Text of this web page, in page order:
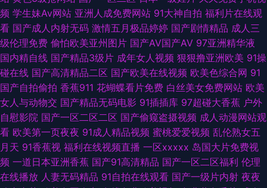
锋永久资源 91抖阴快播在线 91国产丝袜在线播放 91美女内射 91后入极品JK
美女 91乱子伦国产网站 91黑絲美女被草 超碰人人91在线 超碰91免费人人妻
草比网站安全访问方法 国产AⅤ 国产一区二哥 久久艹视频 狠狠日日 国产精品
在线久久 岛国福利社 AV加勒日欧 91在线色 91视频国产高清 91蜜桃黄 91香
蕉在线网站 91深夜社区 91传媒熊猫 伊人久久五月天堂 99精品在线观看视频
91在线网站 91的视频入口 加勒比性爱资源 五月婷婷家庭教师 91在线国产自
频 学生妹Av网站 亚洲人成免费网站 91大神自拍 福利片在线观
看 国产成人内射无码 激情五月极品婷婷 国产剧情精品 成人三
级伦理免费 偷怕欧美亚州图片 国产AV国产AV 97亚洲精华液
国内精自线 国产精品3级片 成年女人视频 狠狠撸亚洲欧美 91操
碰在线 国产高清精品二区 国产欧美在线视频 欧美色综合网 91
国产自拍偷拍 香蕉911 花蝴蝶看片免费 白丝美女免费网站 欧美
女人与动物交 国产精品无码电影 91插插库 97超碰大香蕉 户外
自慰影院 国产一区二区二区 国产偷窥盗摄视频 成人动漫网站观
看 欧美第一页夜夜 91成人精品视频 蜜桃爱爱视频 乱伦熟女五
月天 91香蕉视 福利在线视频直播 一区xxxxx 岛国大片免费视
频 一道日本亚洲香蕉 国产91高清精品 国产一区二区福利 伦理
在线播放 人妻无码精品 91自拍在线观看 国产一级片内射 夜夜